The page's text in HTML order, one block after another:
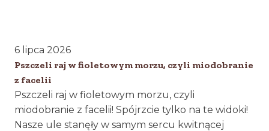
6 lipca 2026
Pszczeli raj w fioletowym morzu, czyli miodobranie
z facelii
Pszczeli raj w fioletowym morzu, czyli
miodobranie z facelii! Spójrzcie tylko na te widoki!
Nasze ule stanęły w samym sercu kwitnącej